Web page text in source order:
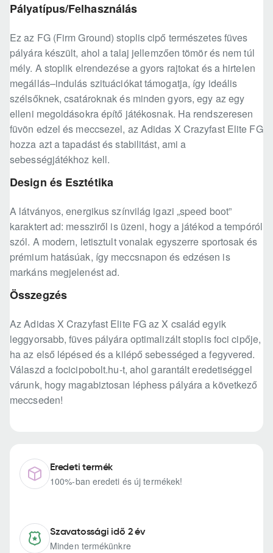
Pályatípus/Felhasználás
Ez az FG (Firm Ground) stoplis cipő természetes füves
pályára készült, ahol a talaj jellemzően tömör és nem túl
mély. A stoplik elrendezése a gyors rajtokat és a hirtelen
megállás–indulás szituációkat támogatja, így ideális
szélsőknek, csatároknak és minden gyors, egy az egy
elleni megoldásokra építő játékosnak. Ha rendszeresen
füvön edzel és meccsezel, az Adidas X Crazyfast Elite FG
hozza azt a tapadást és stabilitást, ami a
sebességjátékhoz kell.
Design és Esztétika
A látványos, energikus színvilág igazi „speed boot”
karaktert ad: messziről is üzeni, hogy a játékod a tempóról
szól. A modern, letisztult vonalak egyszerre sportosak és
prémium hatásúak, így meccsnapon és edzésen is
markáns megjelenést ad.
Összegzés
Az Adidas X Crazyfast Elite FG az X család egyik
leggyorsabb, füves pályára optimalizált stoplis foci cipője,
ha az első lépésed és a kilépő sebességed a fegyvered.
Válaszd a focicipobolt.hu-t, ahol garantált eredetiséggel
várunk, hogy magabiztosan léphess pályára a következő
meccseden!
Eredeti termék
100%-ban eredeti és új termékek!
Szavatossági idő 2 év
Minden termékünkre